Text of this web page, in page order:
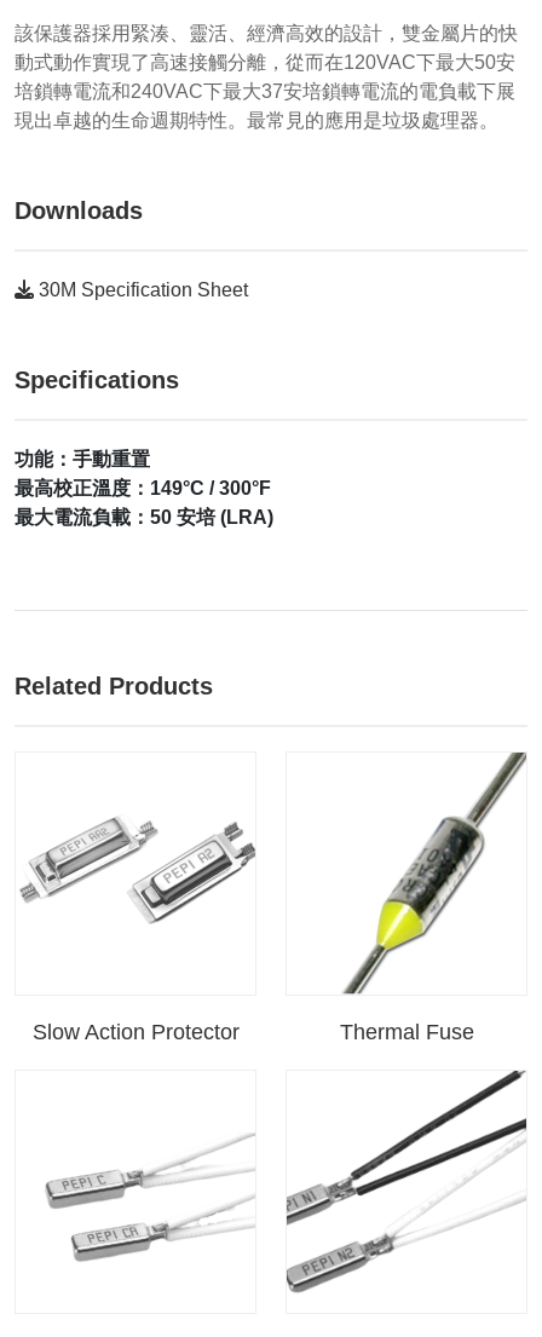
該保護器採用緊湊、靈活、經濟高效的設計，雙金屬片的快
動式動作實現了高速接觸分離，從而在120VAC下最大50安
培鎖轉電流和240VAC下最大37安培鎖轉電流的電負載下展
現出卓越的生命週期特性。最常見的應用是垃圾處理器。
Downloads
30M Specification Sheet
Specifications
功能：手動重置
最高校正溫度：149°C / 300°F
最大電流負載：50 安培 (LRA)
Related Products
Slow Action Protector Thermal Fuse